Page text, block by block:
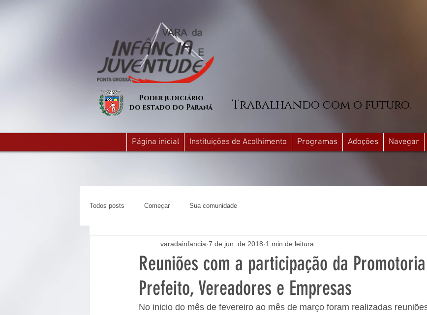
Poder judiciário
do estado do Paraná
Trabalhando com o futuro.
Página inicial Instituições de Acolhimento Programas Adoções Navegar
Todos posts Começar Sua comunidade
Reuniões com a participação da
Prefeito, Vereadores e Empresas
varadainfancia 7 de jun. de 2018 1 min de leitura
No inicio do mês de fevereiro ao mês de março foram realizadas